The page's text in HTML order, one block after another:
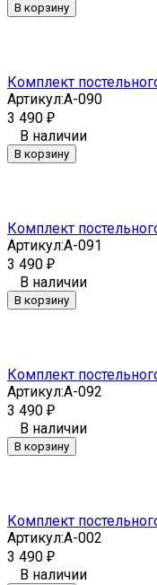
В корзину
Комплект
Артикул:A-090
3 490 ₽
В наличии
В корзину
Комплект
Артикул:A-091
3 490 ₽
В наличии
В корзину
Комплект
Артикул:A-092
3 490 ₽
В наличии
В корзину
Комплект
Артикул:A-002
3 490 ₽
В наличии